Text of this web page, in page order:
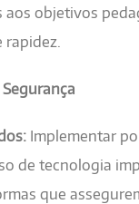
aos objetivos
Implementar
de tecnologia
que